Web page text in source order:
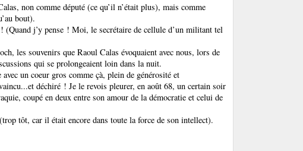
non comme député (ce qu’il n’était plus), mais comme
bout).
(Quand j’y pense ! Moi, le secrétaire de cellule d’un militant tel
les souvenirs que Raoul Calas évoquaient avec nous, lors de
qui se prolongeaient loin dans la nuit.
un coeur gros comme çà, plein de générosité et
déchiré ! Je le revois pleurer, en août 68, un certain soir
coupé en deux entre son amour de la démocratie et celui de
tôt, car il était encore dans toute la force de son intellect).